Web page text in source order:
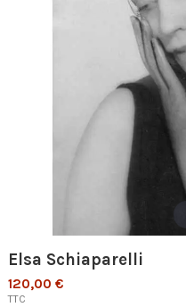
Elsa Schiaparelli
120,00 €
TTC